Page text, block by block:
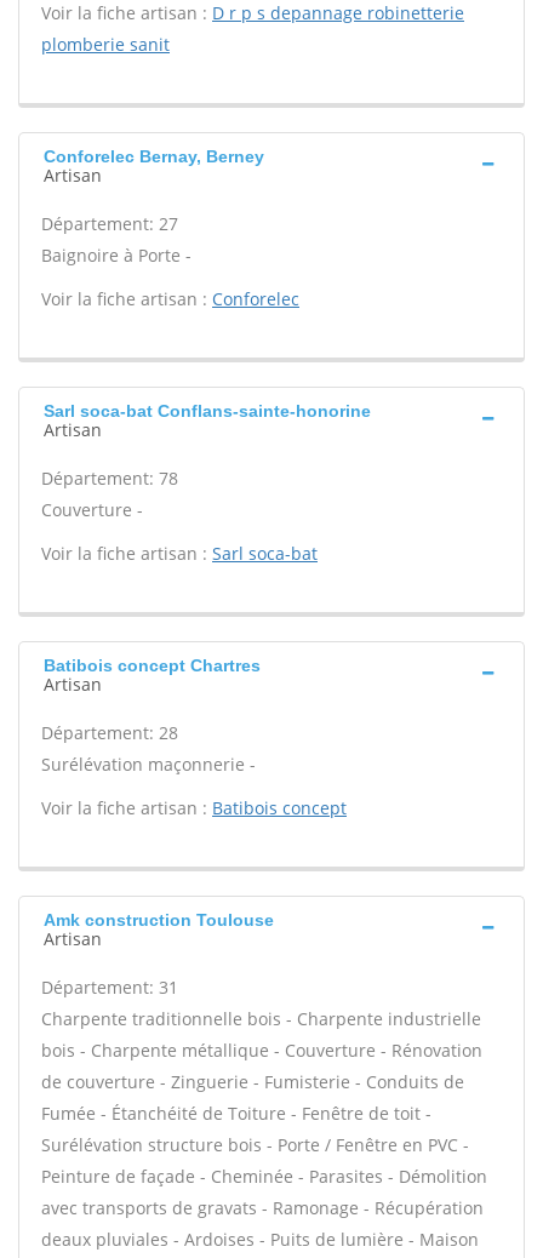
Voir la fiche artisan : D r p s depannage robinetterie
plomberie sanit
Conforelec Bernay, Berney
Artisan
Département: 27
Baignoire à Porte -
Voir la fiche artisan : Conforelec
Sarl soca-bat Conflans-sainte-honorine
Artisan
Département: 78
Couverture -
Voir la fiche artisan : Sarl soca-bat
Batibois concept Chartres
Artisan
Département: 28
Surélévation maçonnerie -
Voir la fiche artisan : Batibois concept
Amk construction Toulouse
Artisan
Département: 31
Charpente traditionnelle bois - Charpente industrielle
bois - Charpente métallique - Couverture - Rénovation
de couverture - Zinguerie - Fumisterie - Conduits de
Fumée - Étanchéité de Toiture - Fenêtre de toit -
Surélévation structure bois - Porte / Fenêtre en PVC -
Peinture de façade - Cheminée - Parasites - Démolition
avec transports de gravats - Ramonage - Récupération
deaux pluviales - Ardoises - Puits de lumière - Maison